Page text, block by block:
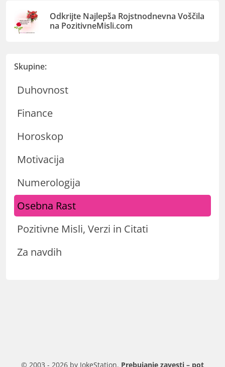
Odkrijte Najlepša Rojstnodnevna Voščila
na PozitivneMisli.com
Skupine:
Duhovnost
Finance
Horoskop
Motivacija
Numerologija
Osebna Rast
Pozitivne Misli, Verzi in Citati
Za navdih
© 2003 - 2026 by JokeStation. Prebujanje zavesti – pot